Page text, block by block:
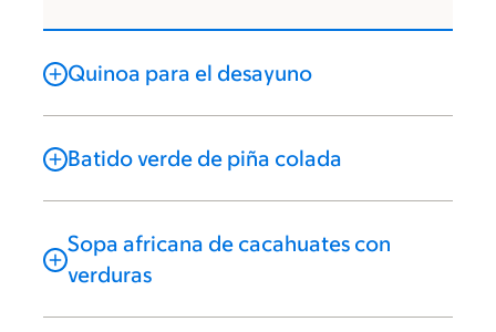
Quinoa para el desayuno
Batido verde de piña colada
Sopa africana de cacahuates con
verduras